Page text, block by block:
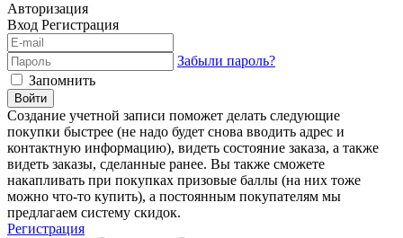
Авторизация
Вход Регистрация
Забыли пароль?
Запомнить
Войти
Создание учетной записи поможет делать следующие
покупки быстрее (не надо будет снова вводить адрес и
контактную информацию), видеть состояние заказа, а также
видеть заказы, сделанные ранее. Вы также сможете
накапливать при покупках призовые баллы (на них тоже
можно что-то купить), а постоянным покупателям мы
предлагаем систему скидок.
Регистрация